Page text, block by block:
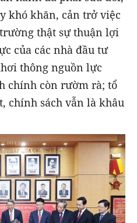
khó khăn, cản trở việc
thật sự thuận lợi
của các nhà đầu tư
thông nguồn lực
chính còn rườm rà; tổ
chính sách vẫn là khâu